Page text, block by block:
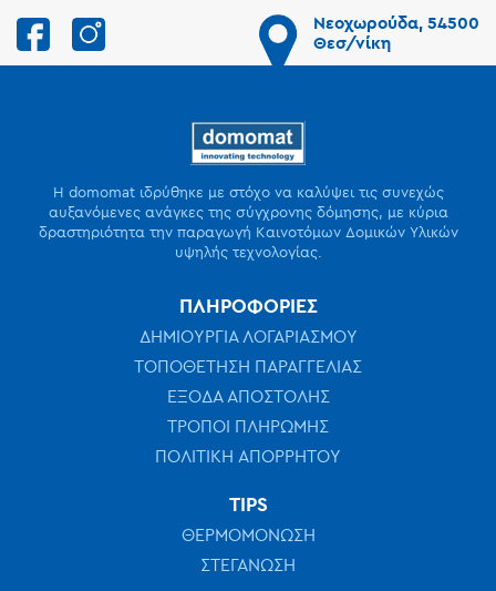
Νεοχωρούδα, 54500
Θεσ/νίκη
Η domomat ιδρύθηκε με στόχο να καλύψει τις συνεχώς
αυξανόμενες ανάγκες της σύγχρονης δόμησης, με κύρια
δραστηριότητα την παραγωγή Καινοτόμων Δομικών Υλικών
υψηλής τεχνολογίας.
ΠΛΗΡΟΦΟΡΙΕΣ
ΔΗΜΙΟΥΡΓΙΑ ΛΟΓΑΡΙΑΣΜΟΥ
ΤΟΠΟΘΕΤΗΣΗ ΠΑΡΑΓΓΕΛΙΑΣ
ΕΞΟΔΑ ΑΠΟΣΤΟΛΗΣ
ΤΡΟΠΟΙ ΠΛΗΡΩΜΗΣ
ΠΟΛΙΤΙΚΗ ΑΠΟΡΡΗΤΟΥ
TIPS
ΘΕΡΜΟΜΟΝΩΣΗ
ΣΤΕΓΑΝΩΣΗ